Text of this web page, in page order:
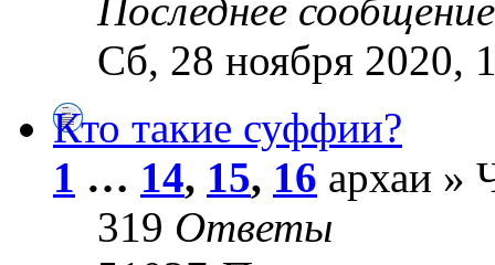
Последнее
Сб, 28 ноября 2020,
Кто такие суффии?
1 … 14, 15, 16 архаи »
319 Ответы